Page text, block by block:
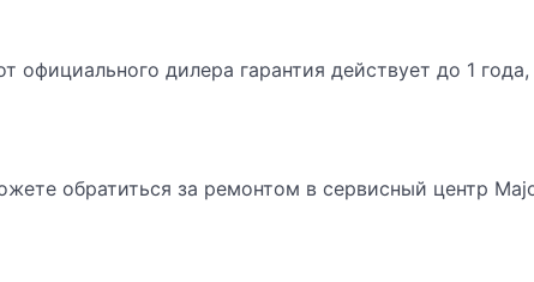
официального дилера гарантия действует до 1
обратиться за ремонтом в сервисный центр